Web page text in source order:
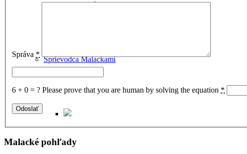
Historické potulky Malackami
Sprievodca Malackami
Správa *
6 + 0 = ? Please prove that you are human by solving the equation *
Malacké pohľady